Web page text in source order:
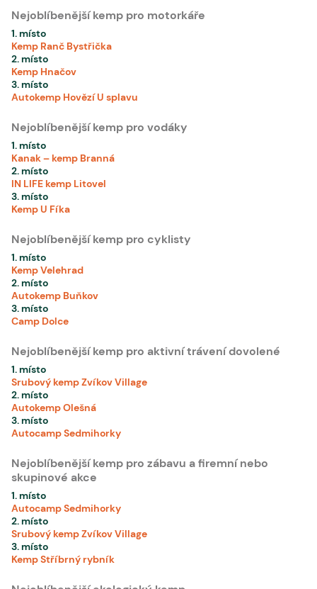
Nejoblíbenější kemp pro motorkáře
1. místo
Kemp Ranč Bystřička
2. místo
Kemp Hnačov
3. místo
Autokemp Hovězí U splavu
Nejoblíbenější kemp pro vodáky
1. místo
Kanak – kemp Branná
2. místo
IN LIFE kemp Litovel
3. místo
Kemp U Fíka
Nejoblíbenější kemp pro cyklisty
1. místo
Kemp Velehrad
2. místo
Autokemp Buňkov
3. místo
Camp Dolce
Nejoblíbenější kemp pro aktivní trávení dovolené
1. místo
Srubový kemp Zvíkov Village
2. místo
Autokemp Olešná
3. místo
Autocamp Sedmihorky
Nejoblíbenější kemp pro zábavu a firemní nebo
skupinové akce
1. místo
Autocamp Sedmihorky
2. místo
Srubový kemp Zvíkov Village
3. místo
Kemp Stříbrný rybník